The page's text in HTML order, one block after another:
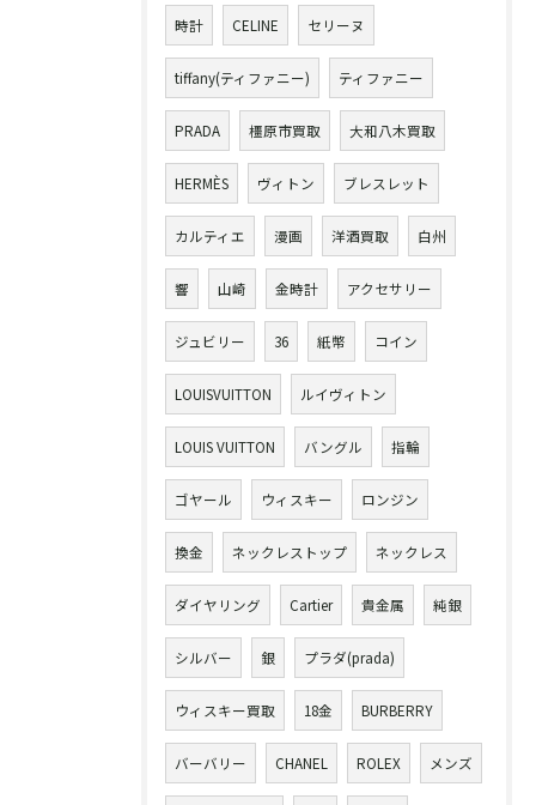
時計 CELINE セリーヌ
tiffany(ティファニー) ティファニー
PRADA 橿原市買取 大和八木買取
HERMÈS ヴィトン ブレスレット
カルティエ 漫画 洋酒買取 白州
響 山崎 金時計 アクセサリー
ジュビリー 36 紙幣 コイン
LOUISVUITTON ルイヴィトン
LOUIS VUITTON バングル 指輪
ゴヤール ウィスキー ロンジン
換金 ネックレストップ ネックレス
ダイヤリング Cartier 貴金属 純銀
シルバー 銀 プラダ(prada)
ウィスキー買取 18金 BURBERRY
バーバリー CHANEL ROLEX メンズ